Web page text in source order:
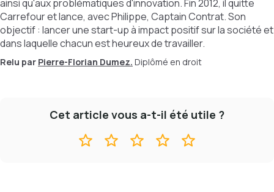
ainsi qu'aux problématiques d'innovation. Fin 2012, il quitte
Carrefour et lance, avec Philippe, Captain Contrat. Son
objectif : lancer une start-up à impact positif sur la société et
dans laquelle chacun est heureux de travailler.
Relu par Pierre-Florian Dumez. Diplômé en droit
Cet article vous a-t-il été utile ?